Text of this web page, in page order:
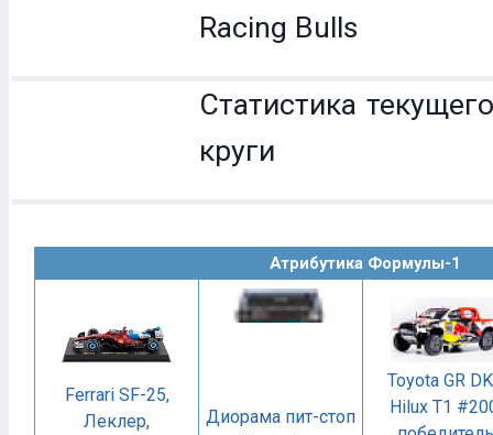
Racing Bulls
Статистика
круги
Атрибутика Формулы-1
Ferrari SF-25,
Леклер,
Диорама пит-стоп
Toyota GR
Hilux T1